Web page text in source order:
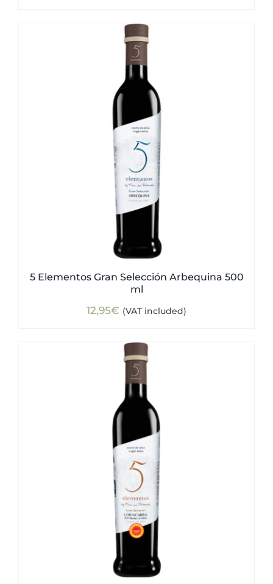
5 Elementos Gran Selección Arbequina 500
ml
12,95€ (VAT included)